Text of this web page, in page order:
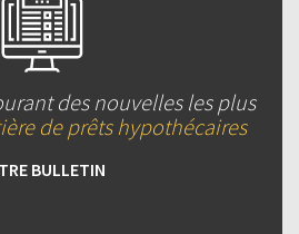
des nouvelles les plus
de prêts hypothécaires
BULLETIN